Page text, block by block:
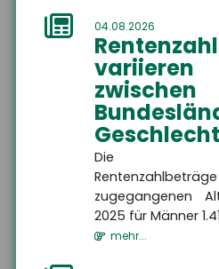
04.08.2026
zwischen
Die
zugegangenen
2025 für Männer
mehr...
Jens
+49 3671
+49 3671